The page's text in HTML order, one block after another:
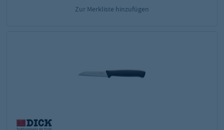
Zur Merkliste hinzufügen